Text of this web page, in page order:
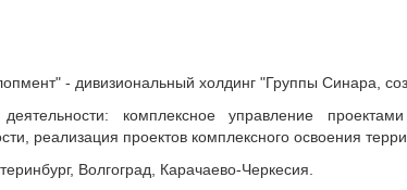
- дивизиональный холдинг "Группы Синара,
комплексное управление
реализация проектов комплексного освоения
Волгоград, Карачаево-Черкесия.